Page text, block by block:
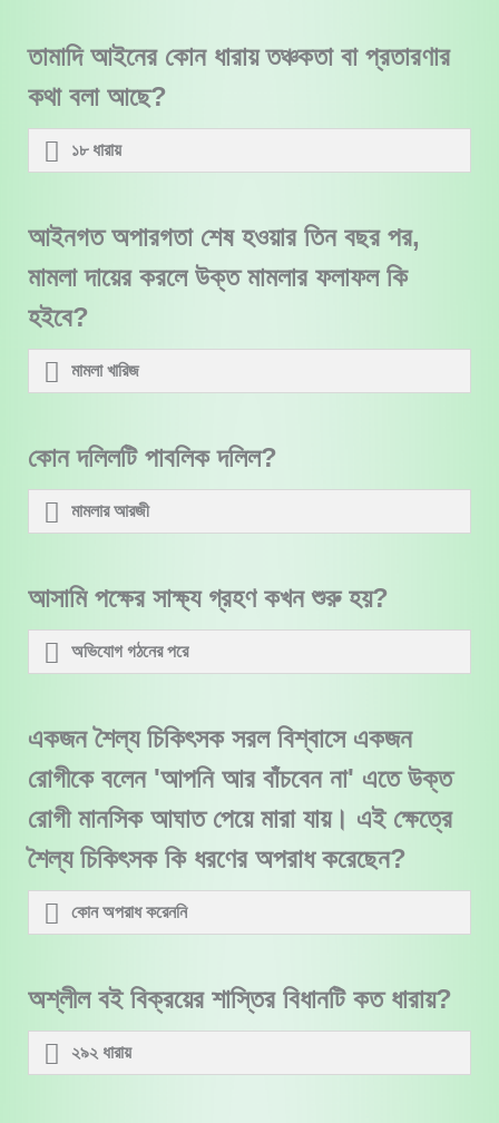
তামাদি আইনের কোন ধারায় তঞ্চকতা বা প্রতারণার
কথা বলা আছে?
১৮ ধারায়
আইনগত অপারগতা শেষ হওয়ার তিন বছর পর,
মামলা দায়ের করলে উক্ত মামলার ফলাফল কি
হইবে?
মামলা খারিজ
কোন দলিলটি পাবলিক দলিল?
মামলার আরজী
আসামি পক্ষের সাক্ষ্য গ্রহণ কখন শুরু হয়?
অভিযোগ গঠনের পরে
একজন শৈল্য চিকিৎসক সরল বিশ্বাসে একজন
রোগীকে বলেন 'আপনি আর বাঁচবেন না' এতে উক্ত
রোগী মানসিক আঘাত পেয়ে মারা যায়। এই ক্ষেত্রে
শৈল্য চিকিৎসক কি ধরণের অপরাধ করেছেন?
কোন অপরাধ করেননি
অশ্লীল বই বিক্রয়ের শাস্তির বিধানটি কত ধারায়?
২৯২ ধারায়